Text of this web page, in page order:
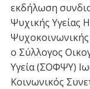
εκδήλωση
Ψυχικής Υγείας
ο Σύλλογος
Υγεία (ΣΟΦΨΥ)
Κοινωνικός